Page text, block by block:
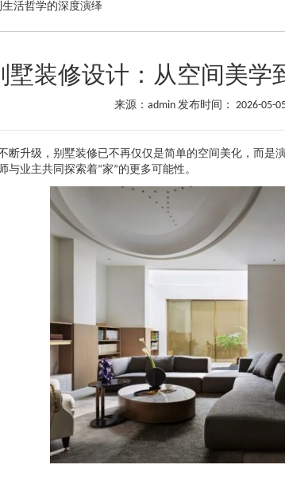
活哲学的深度演绎
墅装修设计：从空间美学
来源：admin 发布时间： 2026-05-
断升级，别墅装修已不再仅仅是简单的空间美化，而
业主共同探索着“家”的更多可能性。